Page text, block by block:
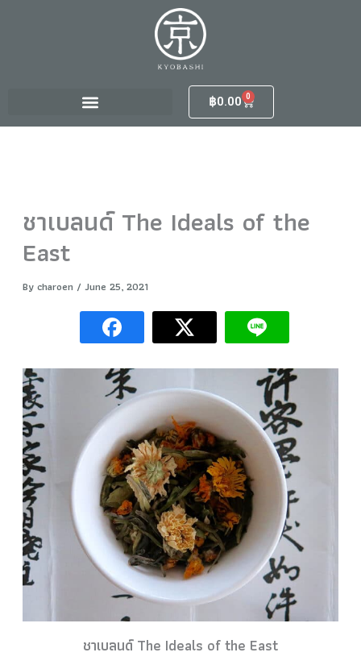
฿0.00 0
Cart
ชาเบลนด์ The Ideals of the
East
Bycharoen / June 25, 2021
ชาเบลนด์ The Ideals of the East